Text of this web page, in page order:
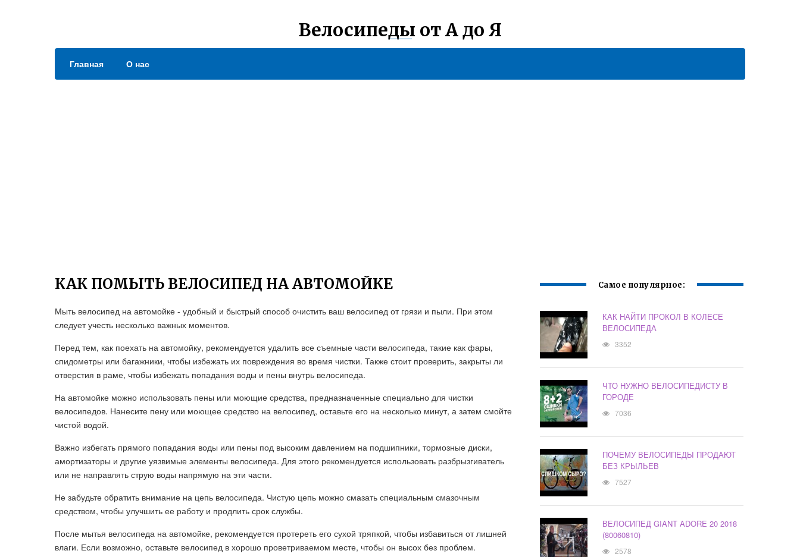
Велосипеды от А до Я
Главная О нас
КАК ПОМЫТЬ ВЕЛОСИПЕД НА АВТОМОЙКЕ
Мыть велосипед на автомойке - удобный и быстрый способ очистить ваш велосипед от грязи и пыли. При этом
следует учесть несколько важных моментов.
Перед тем, как поехать на автомойку, рекомендуется удалить все съемные части велосипеда, такие как фары,
спидометры или багажники, чтобы избежать их повреждения во время чистки. Также стоит проверить, закрыты ли
отверстия в раме, чтобы избежать попадания воды и пены внутрь велосипеда.
На автомойке можно использовать пены или моющие средства, предназначенные специально для чистки
велосипедов. Нанесите пену или моющее средство на велосипед, оставьте его на несколько минут, а затем смойте
чистой водой.
Важно избегать прямого попадания воды или пены под высоким давлением на подшипники, тормозные диски,
амортизаторы и другие уязвимые элементы велосипеда. Для этого рекомендуется использовать разбрызгиватель
или не направлять струю воды напрямую на эти части.
Не забудьте обратить внимание на цепь велосипеда. Чистую цепь можно смазать специальным смазочным
средством, чтобы улучшить ее работу и продлить срок службы.
После мытья велосипеда на автомойке, рекомендуется протереть его сухой тряпкой, чтобы избавиться от лишней
влаги. Если возможно, оставьте велосипед в хорошо проветриваемом месте, чтобы он высох без проблем.
Самое популярное:
КАК НАЙТИ ПРОКОЛ В КОЛЕСЕ
ВЕЛОСИПЕДА
3352
ЧТО НУЖНО ВЕЛОСИПЕДИСТУ В
ГОРОДЕ
7036
ПОЧЕМУ ВЕЛОСИПЕДЫ ПРОДАЮТ
БЕЗ КРЫЛЬЕВ
7527
ВЕЛОСИПЕД GIANT ADORE 20 2018
(80060810)
2578